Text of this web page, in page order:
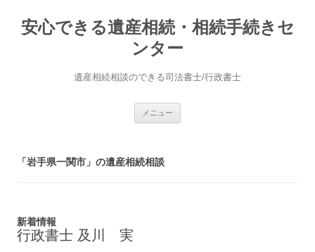
安心できる遺産相続・相続手続きセ
ンター
遺産相続相談のできる司法書士/行政書士
メニュー
「岩手県一関市」の遺産相続相談
新着情報
行政書士 及川 実